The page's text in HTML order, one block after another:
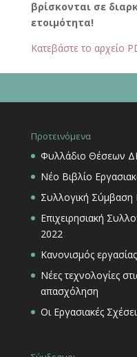
βρίσκονται σε
ετοιμότητα!
Κατεβάστε το αρχείο
Προτεινόμενα
Φυλλάδιο Θέσεων
Νέο Βιβλίο
Συλλογική Σύμβαση
Επιχειρησιακή
2022
Κανονισμός εργασίας
Νέες τεχνολογίες
απασχόληση
Οι Εργασιακές